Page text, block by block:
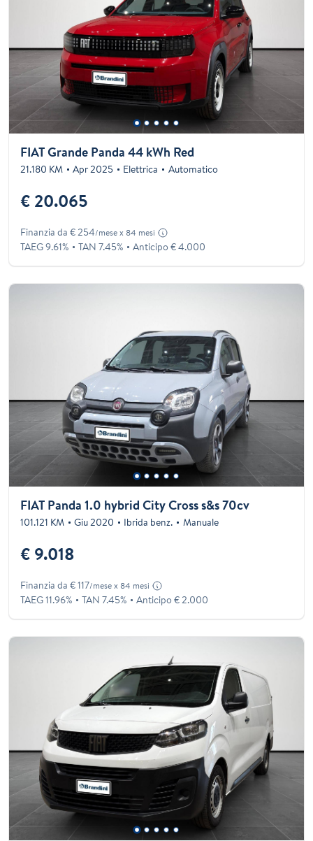
FIAT Grande Panda 44 kWh Red
21.180 KM Apr 2025 Elettrica Automatico
€ 20.065
Finanzia da € 254/mese x 84 mesi
TAEG 9.61% TAN 7.45% Anticipo € 4.000
FIAT Panda 1.0 hybrid City Cross s&s 70cv
101.121 KM Giu 2020 Ibrida benz. Manuale
€ 9.018
Finanzia da € 117/mese x 84 mesi
TAEG 11.96% TAN 7.45% Anticipo € 2.000